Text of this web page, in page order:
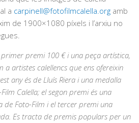
a carpinell@fotofilmcalella.org amb
de 1900×1080 píxels i l’arxiu no
primer premi 100 € i una peça artística,
a artistes calellencs que ens ofereixin
any és de Lluís Riera i una medalla
Calella; el segon premi és una
de Foto-Film i el tercer premi una
Es tracta de premis populars per un